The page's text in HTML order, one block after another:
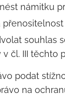
námitku
přenositelnost
souhlas
v čl. III těchto
podat
na